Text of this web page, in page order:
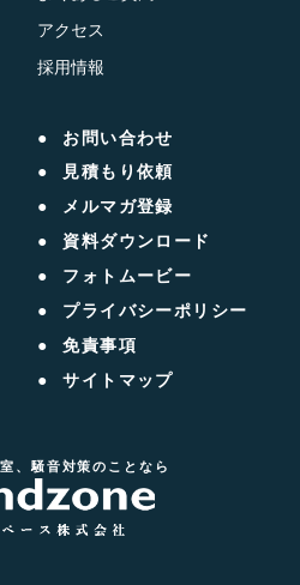
アクセス
採用情報
お問い合わせ
見積もり依頼
メルマガ登録
資料ダウンロード
フォトムービー
プライバシーポリシー
免責事項
サイトマップ
、騒音対策のことなら